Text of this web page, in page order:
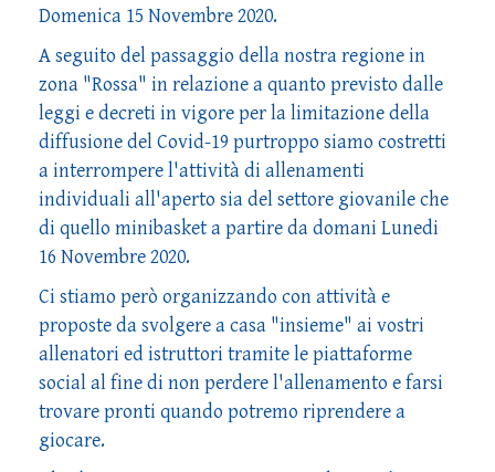
Domenica 15 Novembre 2020.
A seguito del passaggio della nostra regione in
zona "Rossa" in relazione a quanto previsto dalle
leggi e decreti in vigore per la limitazione della
diffusione del Covid-19 purtroppo siamo costretti
a interrompere l'attività di allenamenti
individuali all'aperto sia del settore giovanile che
di quello minibasket a partire da domani Lunedi
16 Novembre 2020.
Ci stiamo però organizzando con attività e
proposte da svolgere a casa "insieme" ai vostri
allenatori ed istruttori tramite le piattaforme
social al fine di non perdere l'allenamento e farsi
trovare pronti quando potremo riprendere a
giocare.